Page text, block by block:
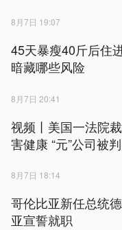
8月7日 19:07
45天暴瘦40斤后住
暗藏哪些风险
8月7日 20:41
视频丨美国一法院
害健康 “元”公司被
8月7日 18:14
哥伦比亚新任总统
亚宣誓就职